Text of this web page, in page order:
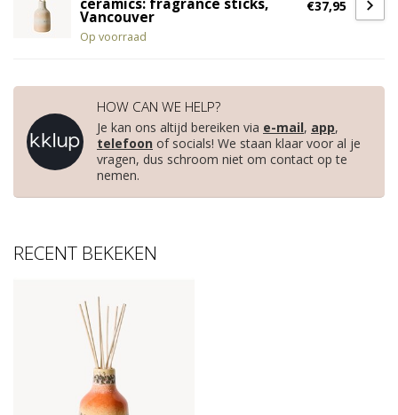
ceramics: fragrance sticks,
Vancouver
Op voorraad
€37,95
HOW CAN WE HELP?
Je kan ons altijd bereiken via e-mail, app,
telefoon of socials! We staan klaar voor al je
vragen, dus schroom niet om contact op te
nemen.
RECENT BEKEKEN